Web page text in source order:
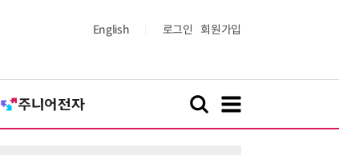
English 로그인 회원가입